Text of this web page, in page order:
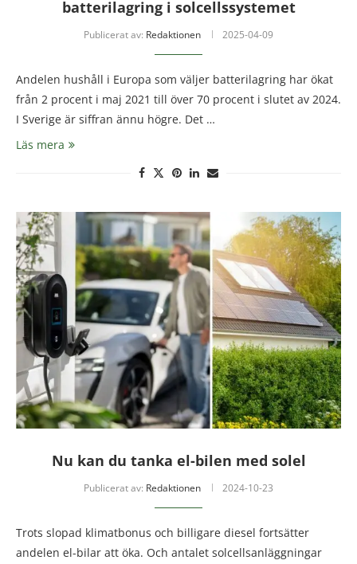
batterilagring i solcellssystemet
Publicerat av: Redaktionen 2025-04-09
Andelen hushåll i Europa som väljer batterilagring har ökat
från 2 procent i maj 2021 till över 70 procent i slutet av 2024.
I Sverige är siffran ännu högre. Det …
Läs mera
Nu kan du tanka el-bilen med solel
Publicerat av: Redaktionen 2024-10-23
Trots slopad klimatbonus och billigare diesel fortsätter
andelen el-bilar att öka. Och antalet solcellsanläggningar